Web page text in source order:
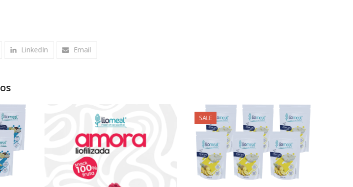
LinkedIn Email
SALE